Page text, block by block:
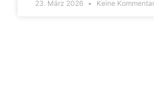
23. März 2026 Keine